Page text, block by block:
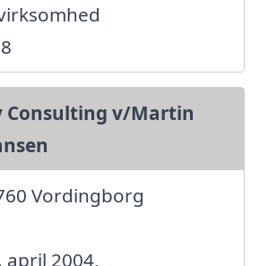
Consulting v/Martin
Vordingborg
2004,